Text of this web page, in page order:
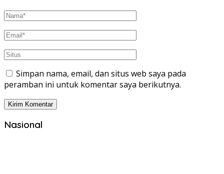
Simpan nama, email, dan situs web saya pada
peramban ini untuk komentar saya berikutnya.
Nasional